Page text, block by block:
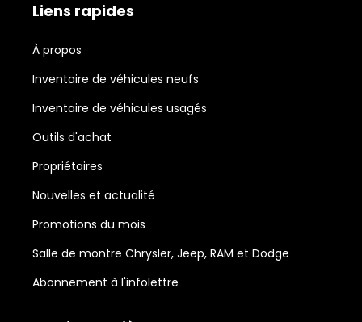
Liens rapides
À propos
Inventaire de véhicules neufs
Inventaire de véhicules usagés
Outils d'achat
Propriétaires
Nouvelles et actualité
Promotions du mois
Salle de montre Chrysler, Jeep, RAM et Dodge
Abonnement à l'infolettre